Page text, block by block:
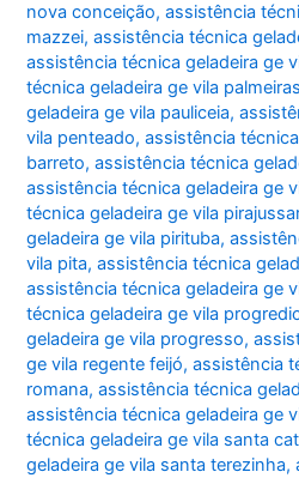
nova conceição,assistência
mazzei,assistência técnica
assistência técnica geladeira ge
técnica geladeira ge vila palmeiras
geladeira ge vila pauliceia,
vila penteado,assistência
barreto,assistência técnica
assistência técnica geladeira ge
técnica geladeira ge vila
geladeira ge vila pirituba,
vila pita,assistência técnica
assistência técnica geladeira ge
técnica geladeira ge vila
geladeira ge vila progresso,
ge vila regente feijó,assistência
romana,assistência técnica
assistência técnica geladeira ge
técnica geladeira ge vila santa
geladeira ge vila santa terezinha,